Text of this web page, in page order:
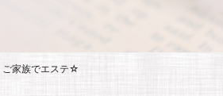
ご家族でエステ☆